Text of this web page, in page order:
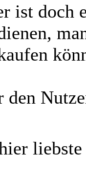
ist doch
den